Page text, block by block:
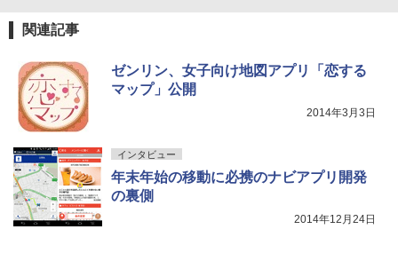
関連記事
ゼンリン、女子向け地図アプリ「恋する
マップ」公開
2014年3月3日
インタビュー
年末年始の移動に必携のナビアプリ開発
の裏側
2014年12月24日